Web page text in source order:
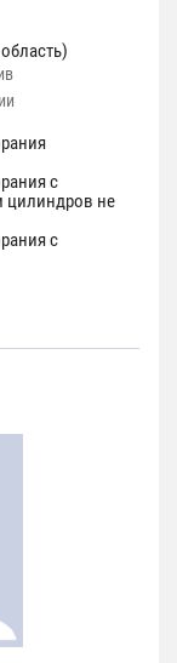
с
цилиндров не
с